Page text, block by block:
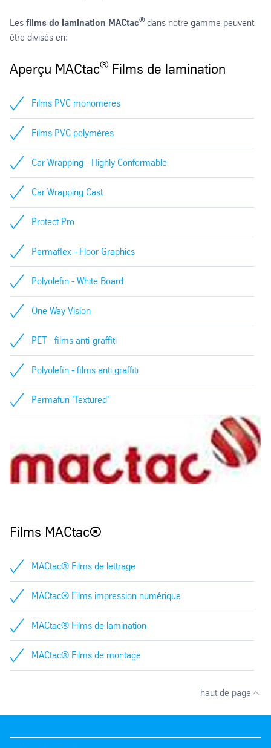
Les films de lamination MACtac® dans notre gamme peuvent
être divisés en:
Aperçu MACtac® Films de lamination
Films PVC monomères
Films PVC polymères
Car Wrapping - Highly Conformable
Car Wrapping Cast
Protect Pro
Permaflex - Floor Graphics
Polyolefin - White Board
One Way Vision
PET - films anti-graffiti
Polyolefin - films anti graffiti
Permafun 'Textured'
Films MACtac®
MACtac® Films de lettrage
MACtac® Films impression numérique
MACtac® Films de lamination
MACtac® Films de montage
haut de page